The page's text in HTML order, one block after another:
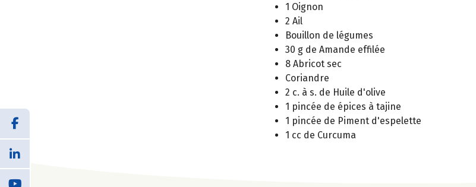
1 Oignon
2 Ail
Bouillon de légumes
30 g de Amande effilée
8 Abricot sec
Coriandre
2 c. à s. de Huile d'olive
1 pincée de épices à tajine
1 pincée de Piment d'espelette
1 cc de Curcuma